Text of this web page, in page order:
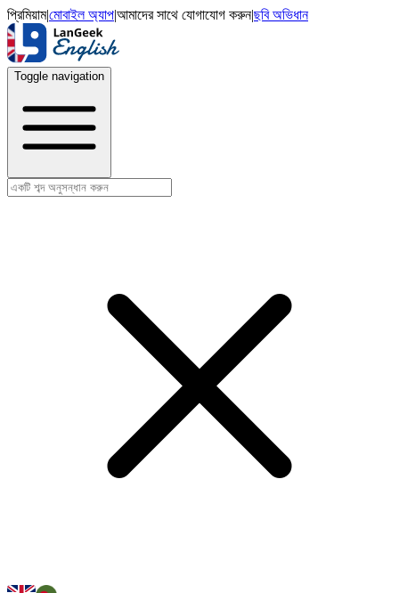
প্রিমিয়াম|মোবাইল অ্যাপ|আমাদের সাথে যোগাযোগ করুন|ছবি অভিধান
Toggle navigation